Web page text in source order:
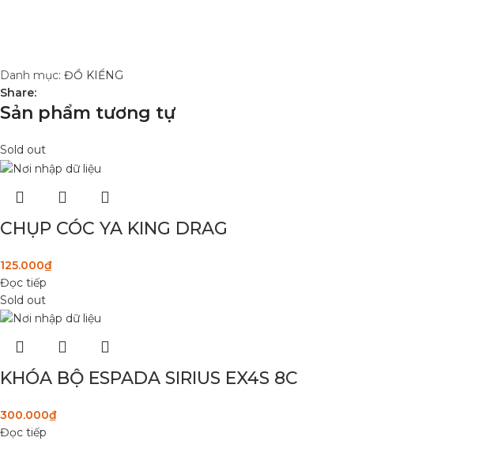
Danh mục: ĐỒ KIỂNG
Share:
Sản phẩm tương tự
Sold out
CHỤP CÓC YA KING DRAG
125.000₫
Đọc tiếp
Sold out
KHÓA BỘ ESPADA SIRIUS EX4S 8C
300.000₫
Đọc tiếp